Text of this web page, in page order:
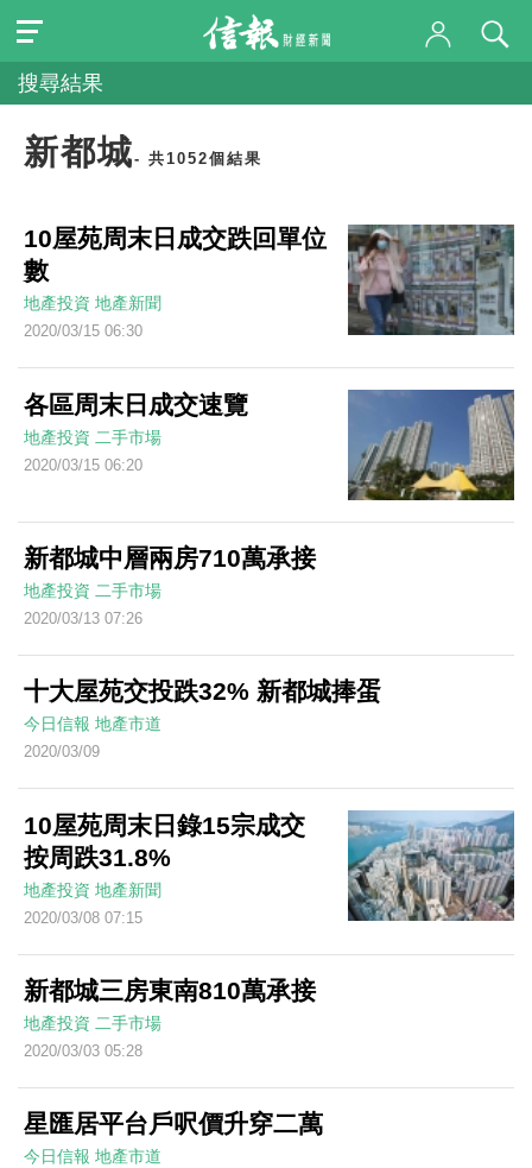
搜尋結果
新都城- 共1052個結果
10屋苑周末日成交跌回單位
數
地產投資 地產新聞
2020/03/15 06:30
各區周末日成交速覽
地產投資 二手市場
2020/03/15 06:20
新都城中層兩房710萬承接
地產投資 二手市場
2020/03/13 07:26
十大屋苑交投跌32% 新都城捧蛋
今日信報 地產市道
2020/03/09
10屋苑周末日錄15宗成交
按周跌31.8%
地產投資 地產新聞
2020/03/08 07:15
新都城三房東南810萬承接
地產投資 二手市場
2020/03/03 05:28
星匯居平台戶呎價升穿二萬
今日信報 地產市道